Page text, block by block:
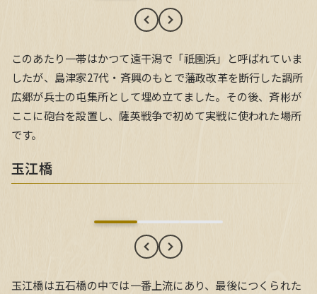
このあたり一帯はかつて遠干潟で「祇園浜」と呼ばれていま
したが、島津家27代・斉興のもとで藩政改革を断行した調所
広郷が兵士の屯集所として埋め立てました。その後、斉彬が
ここに砲台を設置し、薩英戦争で初めて実戦に使われた場所
です。
玉江橋
玉江橋は五石橋の中では一番上流にあり、最後につくられた